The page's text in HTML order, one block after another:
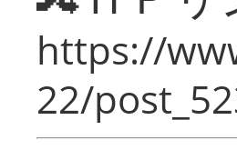
https://
22/